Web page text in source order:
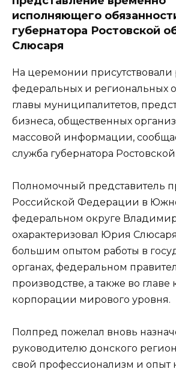
исполняющего
губернатора Ростовской
Слюсаря
На церемонии присутствовали
федеральных и региональных
главы муниципалитетов,
бизнеса, общественных
массовой информации,
служба губернатора
Полномочный представитель
Российской Федерации в
федеральном округе
охарактеризовал Юрия
большим опытом работы в
органах, федеральном
производстве, а также во главе
корпорации мирового уровня.
Полпред пожелал вновь
руководителю донского
свой профессионализм и опыт